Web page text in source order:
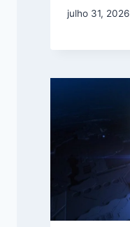
julho 31, 2026